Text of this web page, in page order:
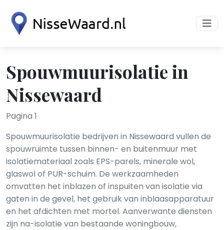
Spouwmuurisolatie in
Nissewaard
Pagina 1
Spouwmuurisolatie bedrijven in Nissewaard vullen de
spouwruimte tussen binnen- en buitenmuur met
isolatiemateriaal zoals EPS-parels, minerale wol,
glaswol of PUR-schuim. De werkzaamheden
omvatten het inblazen of inspuiten van isolatie via
gaten in de gevel, het gebruik van inblaasapparatuur
en het afdichten met mortel. Aanverwante diensten
zijn na-isolatie van bestaande woningbouw,